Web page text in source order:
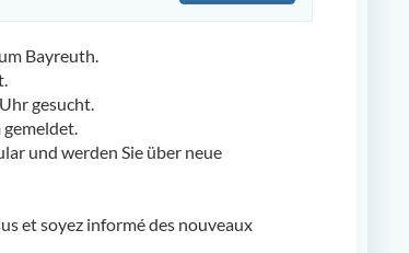
Bayreuth.
gesucht.
und werden Sie über neue
et soyez informé des nouveaux